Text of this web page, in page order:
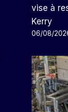
vise à
Kerry
06/08/